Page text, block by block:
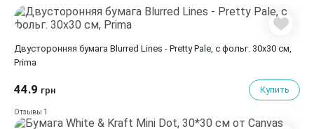
Двусторонняя бумага Blurred Lines - Pretty Pale, с фольг. 30х30 см,
Prima
44.9 грн Купить
Отзывы 1